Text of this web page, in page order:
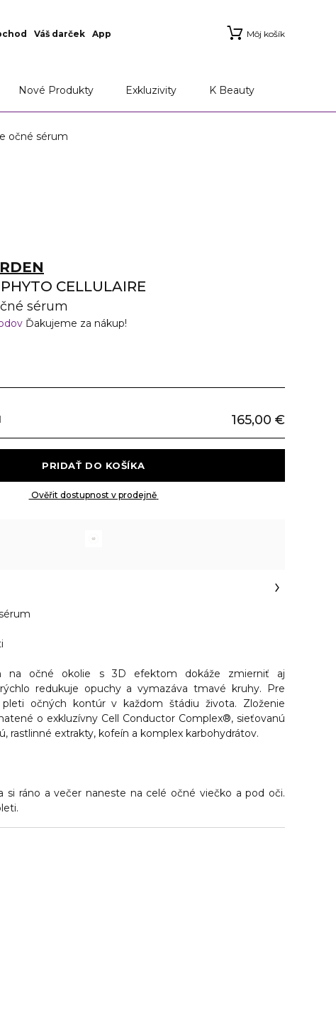
Váš darček App Môj košík
Nové Produkty Exkluzivity K Beauty
očné sérum
CELLULAIRE
sérum
Ďakujeme za nákup!
165,00 €
Ověřit dostupnost v prodejně
na očné okolie s 3D efektom dokáže zmierniť aj
rýchlo redukuje opuchy a vymazáva tmavé kruhy. Pre
pleti očných kontúr v každom štádiu života. Zloženie
o exkluzívny Cell Conductor Complex®, sieťovanú
rastlinné extrakty, kofeín a komplex karbohydrátov.
si ráno a večer naneste na celé očné viečko a pod oči.